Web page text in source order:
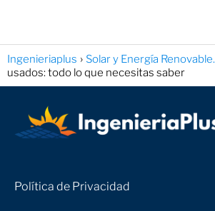
Ingenieriaplus Solar y Energía Renovable.
usados: todo lo que necesitas saber
Política de Privacidad